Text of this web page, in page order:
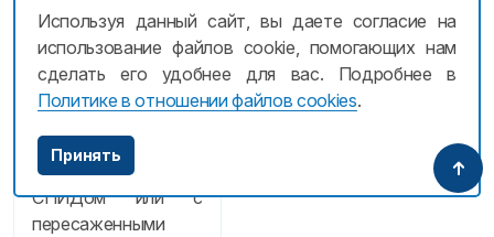
пациентов с
нарушенным
иммунитетом,
например, у
пациентов с
нейтропенией,
пациентов со
СПИДом или с
пересаженными
Используя данный сайт, вы даете согласие на
использование файлов cookie, помогающих нам
сделать его удобнее для вас. Подробнее в
Политике в отношении файлов cookies.
Принять